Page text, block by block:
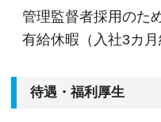
管理監督者採用のた
有給休暇（入社3カ月
待遇・福利厚生